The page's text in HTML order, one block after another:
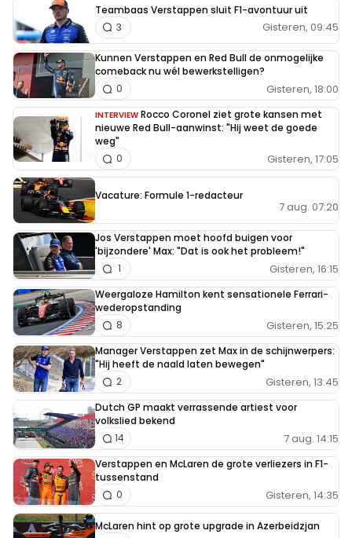
Teambaas Verstappen sluit F1-avontuur uit
Gisteren, 09:45
3
Kunnen Verstappen en Red Bull de onmogelijke
comeback nu wél bewerkstelligen?
Gisteren, 18:00
0
INTERVIEW Rocco Coronel ziet grote kansen met
nieuwe Red Bull-aanwinst: "Hij weet de goede
weg"
Gisteren, 17:05
0
Vacature: Formule 1-redacteur
7 aug. 07:20
Jos Verstappen moet hoofd buigen voor
'bijzondere' Max: "Dat is ook het probleem!"
Gisteren, 16:15
1
Weergaloze Hamilton kent sensationele Ferrari-
wederopstanding
Gisteren, 15:25
8
Manager Verstappen zet Max in de schijnwerpers:
"Hij heeft de naald laten bewegen"
Gisteren, 13:45
2
Dutch GP maakt verrassende artiest voor
volkslied bekend
7 aug. 14:15
14
Verstappen en McLaren de grote verliezers in F1-
tussenstand
Gisteren, 14:35
0
McLaren hint op grote upgrade in Azerbeidzjan